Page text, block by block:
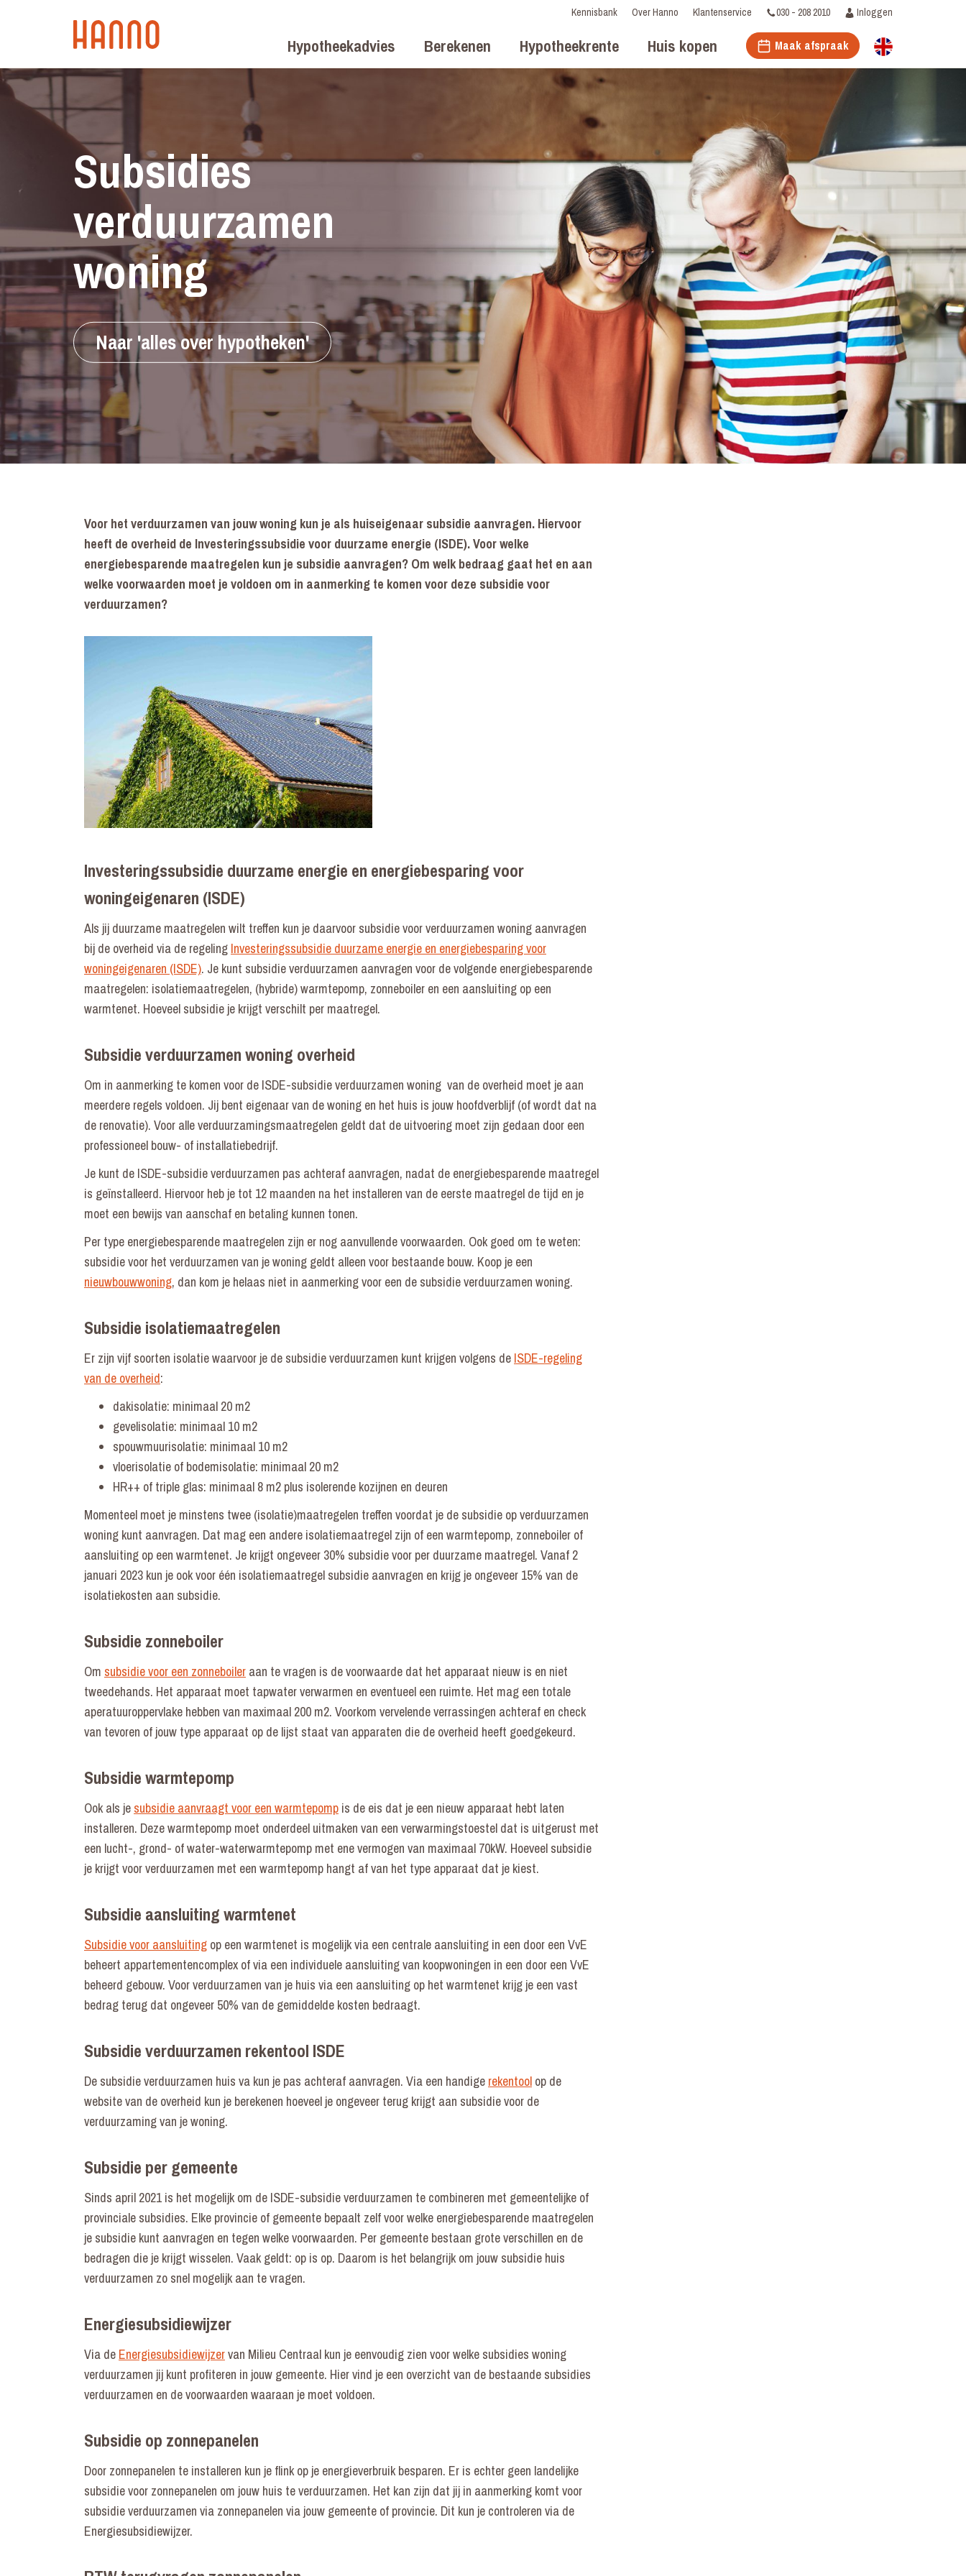
Kennisbank Over Hanno Klantenservice 030 - 208 2010 Inloggen
Hypotheekadvies Berekenen Hypotheekrente Huis kopen Maak afspraak
Subsidies
verduurzamen
woning
Naar 'alles over hypotheken'
Voor het verduurzamen van jouw woning kun je als huiseigenaar subsidie aanvragen. Hiervoor
heeft de overheid de Investeringssubsidie voor duurzame energie (ISDE). Voor welke
energiebesparende maatregelen kun je subsidie aanvragen? Om welk bedraag gaat het en aan
welke voorwaarden moet je voldoen om in aanmerking te komen voor deze subsidie voor
verduurzamen?
Investeringssubsidie duurzame energie en energiebesparing voor
woningeigenaren (ISDE)
Als jij duurzame maatregelen wilt treffen kun je daarvoor subsidie voor verduurzamen woning aanvragen
bij de overheid via de regeling Investeringssubsidie duurzame energie en energiebesparing voor
woningeigenaren (ISDE). Je kunt subsidie verduurzamen aanvragen voor de volgende energiebesparende
maatregelen: isolatiemaatregelen, (hybride) warmtepomp, zonneboiler en een aansluiting op een
warmtenet. Hoeveel subsidie je krijgt verschilt per maatregel.
Subsidie verduurzamen woning overheid
Om in aanmerking te komen voor de ISDE-subsidie verduurzamen woning van de overheid moet je aan
meerdere regels voldoen. Jij bent eigenaar van de woning en het huis is jouw hoofdverblijf (of wordt dat na
de renovatie). Voor alle verduurzamingsmaatregelen geldt dat de uitvoering moet zijn gedaan door een
professioneel bouw- of installatiebedrijf.
Je kunt de ISDE-subsidie verduurzamen pas achteraf aanvragen, nadat de energiebesparende maatregel
is geïnstalleerd. Hiervoor heb je tot 12 maanden na het installeren van de eerste maatregel de tijd en je
moet een bewijs van aanschaf en betaling kunnen tonen.
Per type energiebesparende maatregelen zijn er nog aanvullende voorwaarden. Ook goed om te weten:
subsidie voor het verduurzamen van je woning geldt alleen voor bestaande bouw. Koop je een
nieuwbouwwoning, dan kom je helaas niet in aanmerking voor een de subsidie verduurzamen woning.
Subsidie isolatiemaatregelen
Er zijn vijf soorten isolatie waarvoor je de subsidie verduurzamen kunt krijgen volgens de ISDE-regeling
van de overheid:
dakisolatie: minimaal 20 m2
gevelisolatie: minimaal 10 m2
spouwmuurisolatie: minimaal 10 m2
vloerisolatie of bodemisolatie: minimaal 20 m2
HR++ of triple glas: minimaal 8 m2 plus isolerende kozijnen en deuren
Momenteel moet je minstens twee (isolatie)maatregelen treffen voordat je de subsidie op verduurzamen
woning kunt aanvragen. Dat mag een andere isolatiemaatregel zijn of een warmtepomp, zonneboiler of
aansluiting op een warmtenet. Je krijgt ongeveer 30% subsidie voor per duurzame maatregel. Vanaf 2
januari 2023 kun je ook voor één isolatiemaatregel subsidie aanvragen en krijg je ongeveer 15% van de
isolatiekosten aan subsidie.
Subsidie zonneboiler
Om subsidie voor een zonneboiler aan te vragen is de voorwaarde dat het apparaat nieuw is en niet
tweedehands. Het apparaat moet tapwater verwarmen en eventueel een ruimte. Het mag een totale
aperatuuroppervlake hebben van maximaal 200 m2. Voorkom vervelende verrassingen achteraf en check
van tevoren of jouw type apparaat op de lijst staat van apparaten die de overheid heeft goedgekeurd.
Subsidie warmtepomp
Ook als je subsidie aanvraagt voor een warmtepomp is de eis dat je een nieuw apparaat hebt laten
installeren. Deze warmtepomp moet onderdeel uitmaken van een verwarmingstoestel dat is uitgerust met
een lucht-, grond- of water-waterwarmtepomp met ene vermogen van maximaal 70kW. Hoeveel subsidie
je krijgt voor verduurzamen met een warmtepomp hangt af van het type apparaat dat je kiest.
Subsidie aansluiting warmtenet
Subsidie voor aansluiting op een warmtenet is mogelijk via een centrale aansluiting in een door een VvE
beheert appartementencomplex of via een individuele aansluiting van koopwoningen in een door een VvE
beheerd gebouw. Voor verduurzamen van je huis via een aansluiting op het warmtenet krijg je een vast
bedrag terug dat ongeveer 50% van de gemiddelde kosten bedraagt.
Subsidie verduurzamen rekentool ISDE
De subsidie verduurzamen huis va kun je pas achteraf aanvragen. Via een handige rekentool op de
website van de overheid kun je berekenen hoeveel je ongeveer terug krijgt aan subsidie voor de
verduurzaming van je woning.
Subsidie per gemeente
Sinds april 2021 is het mogelijk om de ISDE-subsidie verduurzamen te combineren met gemeentelijke of
provinciale subsidies. Elke provincie of gemeente bepaalt zelf voor welke energiebesparende maatregelen
je subsidie kunt aanvragen en tegen welke voorwaarden. Per gemeente bestaan grote verschillen en de
bedragen die je krijgt wisselen. Vaak geldt: op is op. Daarom is het belangrijk om jouw subsidie huis
verduurzamen zo snel mogelijk aan te vragen.
Energiesubsidiewijzer
Via de Energiesubsidiewijzervan Milieu Centraal kun je eenvoudig zien voor welke subsidies woning
verduurzamen jij kunt profiteren in jouw gemeente. Hier vind je een overzicht van de bestaande subsidies
verduurzamen en de voorwaarden waaraan je moet voldoen.
Subsidie op zonnepanelen
Door zonnepanelen te installeren kun je flink op je energieverbruik besparen. Er is echter geen landelijke
subsidie voor zonnepanelen om jouw huis te verduurzamen. Het kan zijn dat jij in aanmerking komt voor
subsidie verduurzamen via zonnepanelen via jouw gemeente of provincie. Dit kun je controleren via de
Energiesubsidiewijzer.